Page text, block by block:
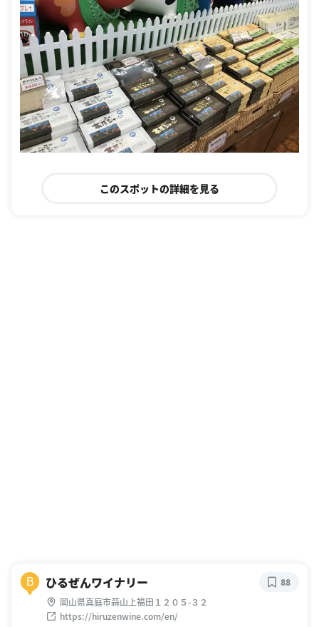
このスポットの詳細を見る
B ひるぜんワイナリー
岡山県真庭市蒜山上福田１２０５-３２
https://hiruzenwine.com/en/
88